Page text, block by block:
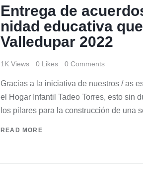
Entrega de
nidad educativa
Valledupar 2022
1K Views 0 Likes 0 Comments
Gracias a la iniciativa de nuestros / as
el Hogar Infantil Tadeo Torres, esto sin
los pilares para la construcción de una
READ MORE